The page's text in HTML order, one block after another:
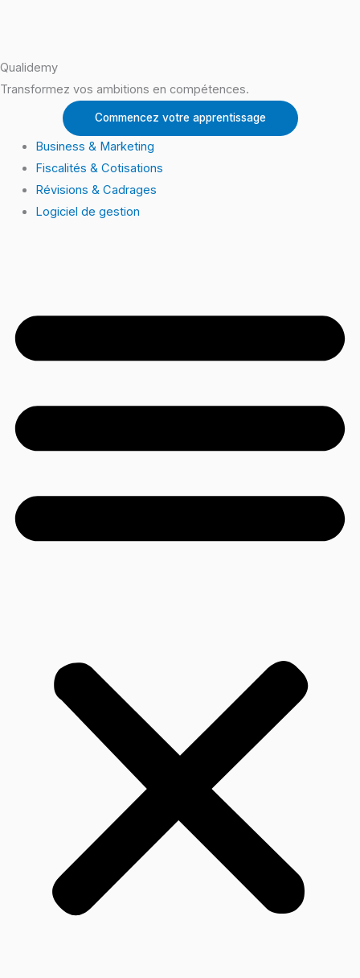
Qualidemy
Transformez vos ambitions en compétences.
Commencez votre apprentissage
Business & Marketing
Fiscalités & Cotisations
Révisions & Cadrages
Logiciel de gestion